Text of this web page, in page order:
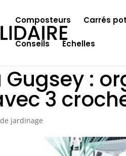
Composteurs Carrés
Conseils Échelles
Gugsey :
3
jardinage